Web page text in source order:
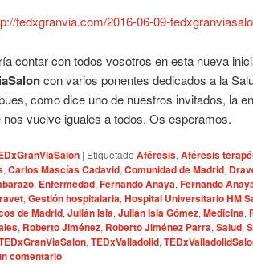
tedxgranvia.com/2016-06-09-
contar con todos vosotros en esta nueva
con varios ponentes dedicados a la
como dice uno de nuestros invitados, la
nos vuelve iguales a todos. Os esperamos.
| Etiquetado Aféresis, Aféresis
, Carlos Mascías Cadavid, Comunidad de Madrid,
, Enfermedad, Fernando Anaya, Fernando
, Gestión hospitalaria, Hospital Universitario HM
de Madrid, Julián Isla, Julián Isla Gómez, Medicina,
, Roberto Jiménez, Roberto Jiménez Parra, Salud,
, TEDxValladolid,
comentario